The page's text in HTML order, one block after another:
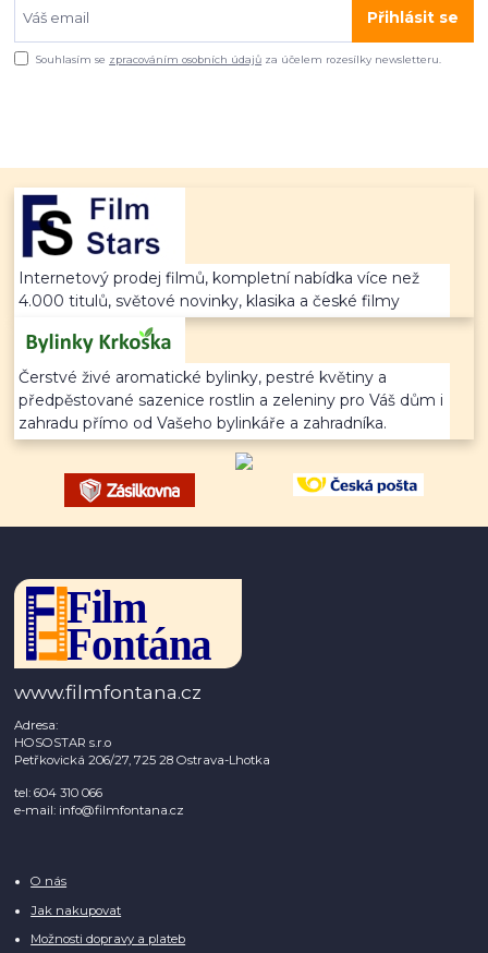
Přihlásit se
Souhlasím se zpracováním osobních údajů za účelem rozesílky newsletteru.
Internetový prodej filmů, kompletní nabídka více než
4.000 titulů, světové novinky, klasika a české filmy
Čerstvé živé aromatické bylinky, pestré květiny a
předpěstované sazenice rostlin a zeleniny pro Váš dům i
zahradu přímo od Vašeho bylinkáře a zahradníka.
www.filmfontana.cz
Adresa:
HOSOSTAR s.r.o
Petřkovická 206/27, 725 28 Ostrava-Lhotka
tel: 604 310 066
e-mail: info@filmfontana.cz
O nás
Jak nakupovat
Možnosti dopravy a plateb